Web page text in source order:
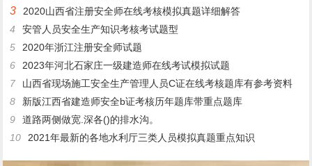
3
2020山西省注册安全师在线考核模拟真题详细解答
4
安管人员安全生产知识考核考试题型
5
2020年浙江注册安全师试题
6
2023年河北石家庄一级建造师在线考试模拟试题
7
山西省现场施工安全生产管理人员C证在线考核题库有参考资料
8
新版江西省建造师安全b证考核历年题库带重点题库
9
道路两侧做宽.深各()的排水沟。
10
2021年最新的各地水利厅三类人员模拟真题重点知识